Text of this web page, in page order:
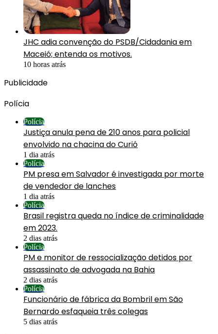
JHC adia convenção do PSDB/Cidadania em
Maceió; entenda os motivos.
10 horas atrás
Publicidade
Polícia
Polícia
Justiça anula pena de 210 anos para policial
envolvido na chacina do Curió
1 dia atrás
Polícia
PM presa em Salvador é investigada por morte
de vendedor de lanches
1 dia atrás
Polícia
Brasil registra queda no índice de criminalidade
em 2023.
2 dias atrás
Polícia
PM e monitor de ressocialização detidos por
assassinato de advogada na Bahia
2 dias atrás
Polícia
Funcionário de fábrica da Bombril em São
Bernardo esfaqueia três colegas
5 dias atrás